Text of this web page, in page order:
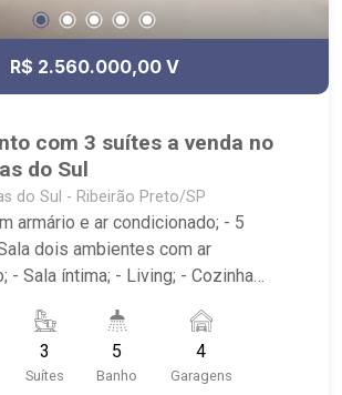
R$ 2.560.000,00 V
com 3 suítes a venda no
do Sul
do Sul - Ribeirão Preto/SP
armário e ar condicionado; - 5
dois ambientes com ar
de serviço com banheiro; -
com churrasqueira; - Condômino
com elevador Espaço
3
Suítes
5
Banho
4
Garagens